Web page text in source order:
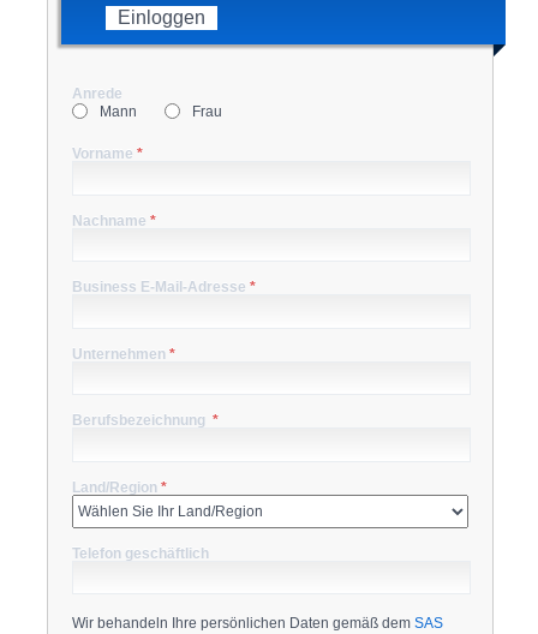
Einloggen
Anrede
Mann
Frau
Vorname *
Nachname *
Business E-Mail-Adresse *
Unternehmen *
Berufsbezeichnung *
Land/Region *
Telefon geschäftlich
Wir behandeln Ihre persönlichen Daten gemäß demSAS